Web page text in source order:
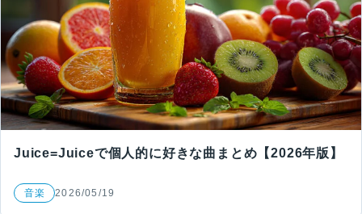
Juice=Juiceで個人的に好きな曲まとめ【2026年版】
音楽 2026/05/19